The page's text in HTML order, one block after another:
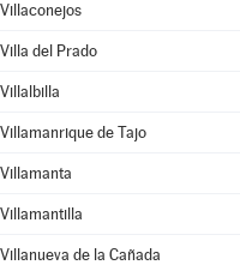
Villaconejos
Villa del Prado
Villalbilla
Villamanrique de Tajo
Villamanta
Villamantilla
Villanueva de la Cañada